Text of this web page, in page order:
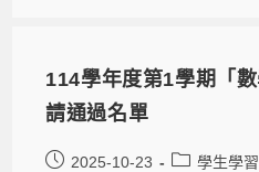
114學年度第1學期「
請通過名單
2025-10-23 學生學